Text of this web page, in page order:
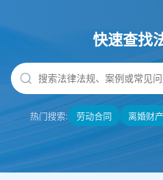
快速查找
热门搜索: 劳动合同 离婚财产